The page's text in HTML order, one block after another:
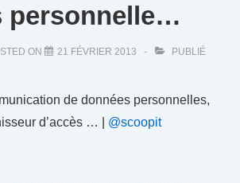
personnelle…
ON 21 FÉVRIER 2013
PUBLIÉ
de données personnelles,
d’accès … | @scoopit